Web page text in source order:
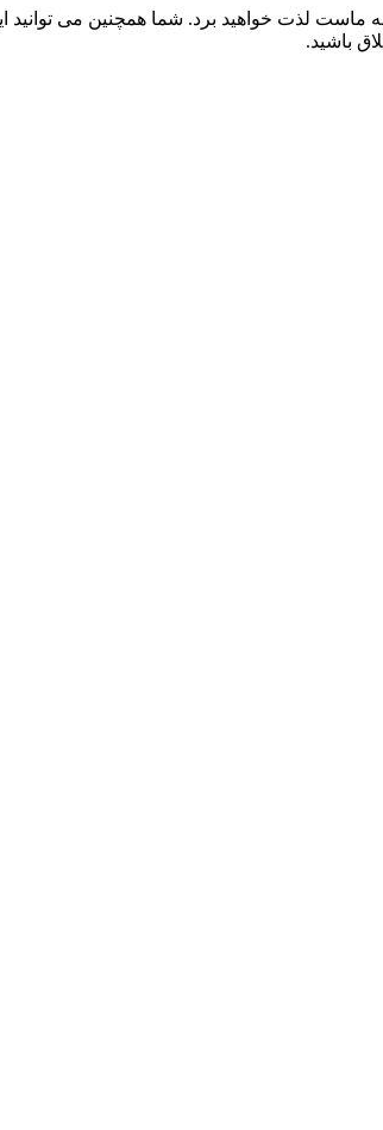
لذت خواهید برد. شما همچنین می توانید
باشید.